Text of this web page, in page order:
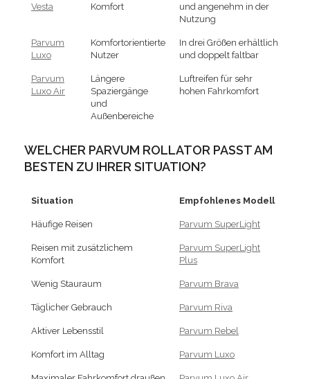
Vesta
Komfort
und angenehm in der
Nutzung
Parvum
Luxo
Komfortorientierte
Nutzer
In drei Größen erhältlich
und doppelt faltbar
Parvum
Luxo Air
Längere
Spaziergänge
und
Außenbereiche
Luftreifen für sehr
hohen Fahrkomfort
WELCHER PARVUM ROLLATOR PASST AM
BESTEN ZU IHRER SITUATION?
Situation Empfohlenes Modell
Häufige Reisen Parvum SuperLight
Reisen mit zusätzlichem
Komfort
Parvum SuperLight
Plus
Wenig Stauraum Parvum Brava
Täglicher Gebrauch Parvum Riva
Aktiver Lebensstil Parvum Rebel
Komfort im Alltag Parvum Luxo